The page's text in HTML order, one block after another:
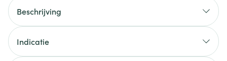
Beschrijving
Indicatie